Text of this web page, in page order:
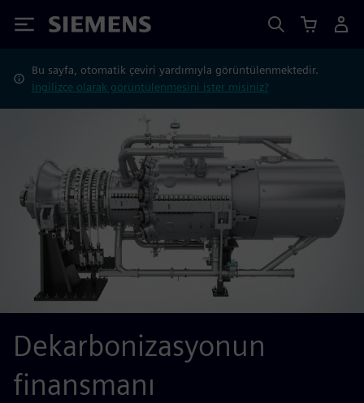
Siemens
Bu sayfa, otomatik çeviri yardımıyla görüntülenmektedir.
İngilizce olarak görüntülenmesini ister misiniz?
Dekarbonizasyonun
finansmanı